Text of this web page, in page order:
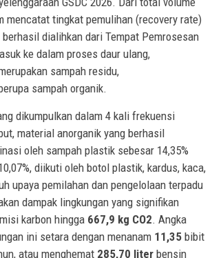
mencatat tingkat pemulihan (recovery rate)
berhasil dialihkan dari Tempat Pemrosesan
ke dalam proses daur ulang,
sampah residu,
sampah organik.
dikumpulkan dalam 4 kali frekuensi
material anorganik yang berhasil
oleh sampah plastik sebesar 14,35%
diikuti oleh botol plastik, kardus, kaca,
upaya pemilahan dan pengelolaan terpadu
dampak lingkungan yang signifikan
karbon hingga 667,9 kg CO2. Angka
ini setara dengan menanam 11,35 bibit
atau menghemat 285,70 liter bensin